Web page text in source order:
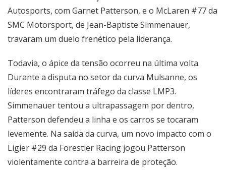
Autosports, com Garnet Patterson, e o McLaren #77 da
SMC Motorsport, de Jean-Baptiste Simmenauer,
travaram um duelo frenético pela liderança.
Todavia, o ápice da tensão ocorreu na última volta.
Durante a disputa no setor da curva Mulsanne, os
líderes encontraram tráfego da classe LMP3.
Simmenauer tentou a ultrapassagem por dentro,
Patterson defendeu a linha e os carros se tocaram
levemente. Na saída da curva, um novo impacto com o
Ligier #29 da Forestier Racing jogou Patterson
violentamente contra a barreira de proteção.